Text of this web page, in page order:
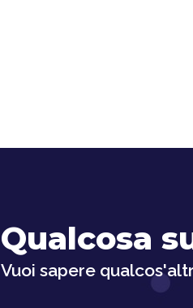
Qualcosa
Vuoi sapere